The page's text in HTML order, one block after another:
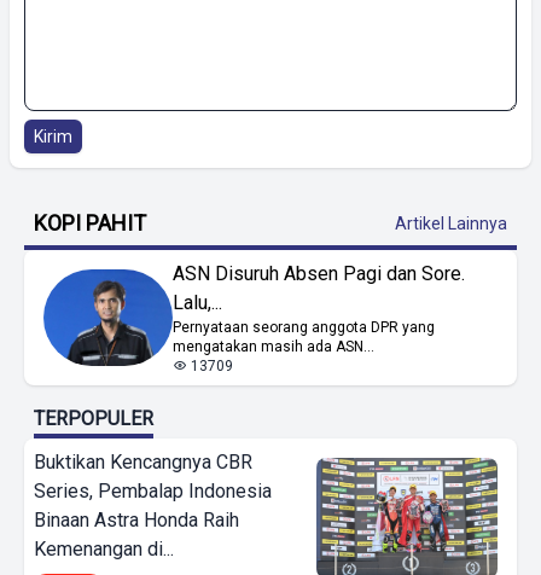
Kirim
KOPI PAHIT Artikel Lainnya
ASN Disuruh Absen Pagi dan Sore.
Lalu,...
Pernyataan seorang anggota DPR yang
mengatakan masih ada ASN...
13709
TERPOPULER
Buktikan Kencangnya CBR
Series, Pembalap Indonesia
Binaan Astra Honda Raih
Kemenangan di...